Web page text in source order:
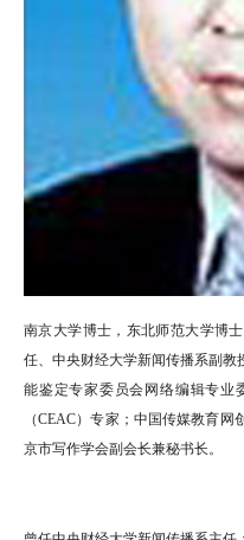
南京大学博士，东北师范大学博
任、中央财经大学新闻传播系副
能鉴定专家委员会网络编辑专业
（CEAC）专家；中国传媒教育
京市写作学会副会长兼秘书长。